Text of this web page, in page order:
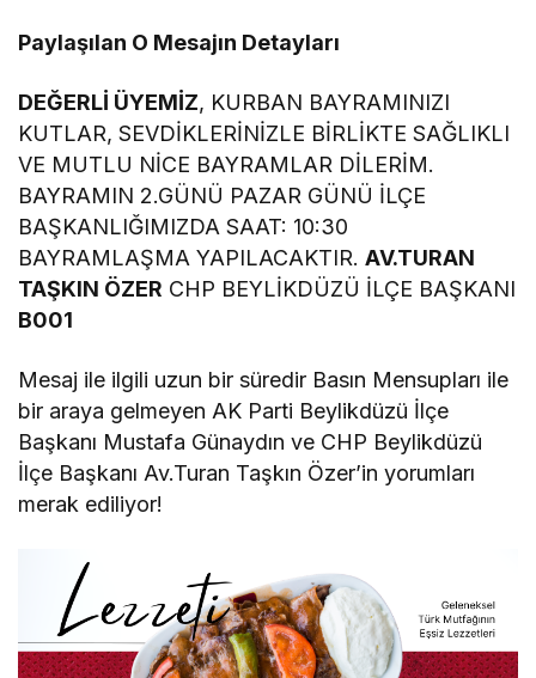
Paylaşılan O Mesajın Detayları
DEĞERLİ ÜYEMİZ, KURBAN BAYRAMINIZI
KUTLAR, SEVDİKLERİNİZLE BİRLİKTE SAĞLIKLI
VE MUTLU NİCE BAYRAMLAR DİLERİM.
BAYRAMIN 2.GÜNÜ PAZAR GÜNÜ İLÇE
BAŞKANLIĞIMIZDA SAAT: 10:30
BAYRAMLAŞMA YAPILACAKTIR.AV.TURAN
TAŞKIN ÖZER CHP BEYLİKDÜZÜ İLÇE BAŞKANI
B001
Mesaj ile ilgili uzun bir süredir Basın Mensupları ile
bir araya gelmeyen AK Parti Beylikdüzü İlçe
Başkanı Mustafa Günaydın ve CHP Beylikdüzü
İlçe Başkanı Av.Turan Taşkın Özer’in yorumları
merak ediliyor!